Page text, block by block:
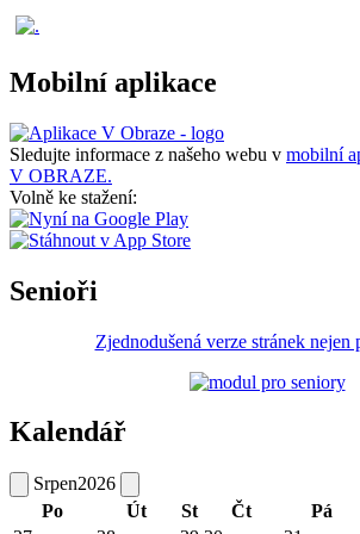
Mobilní aplikace
Sledujte informace z našeho webu v mobilní
V OBRAZE.
Volně ke stažení:
Senioři
Zjednodušená verze stránek nejen
Kalendář
Srpen2026
Po
Út St Čt Pá